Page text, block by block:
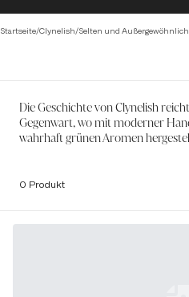
Startseite/Clynelish/Selten und Außergewöhnlich
Die Geschichte von Clynelish
Gegenwart, wo mit moderner
wahrhaft grünen Aromen
0 Produkt